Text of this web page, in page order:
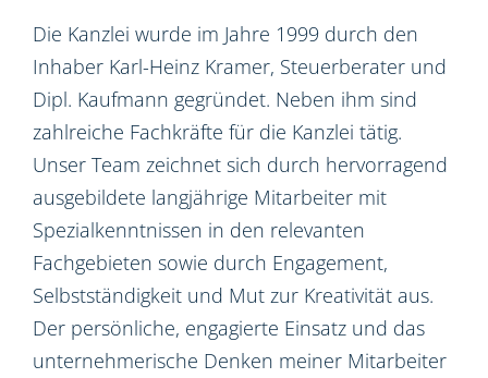
Die Kanzlei wurde im Jahre 1999 durch den
Inhaber Karl-Heinz Kramer, Steuerberater und
Dipl. Kaufmann gegründet. Neben ihm sind
zahlreiche Fachkräfte für die Kanzlei tätig.
Unser Team zeichnet sich durch hervorragend
ausgebildete langjährige Mitarbeiter mit
Spezialkenntnissen in den relevanten
Fachgebieten sowie durch Engagement,
Selbstständigkeit und Mut zur Kreativität aus.
Der persönliche, engagierte Einsatz und das
unternehmerische Denken meiner Mitarbeiter